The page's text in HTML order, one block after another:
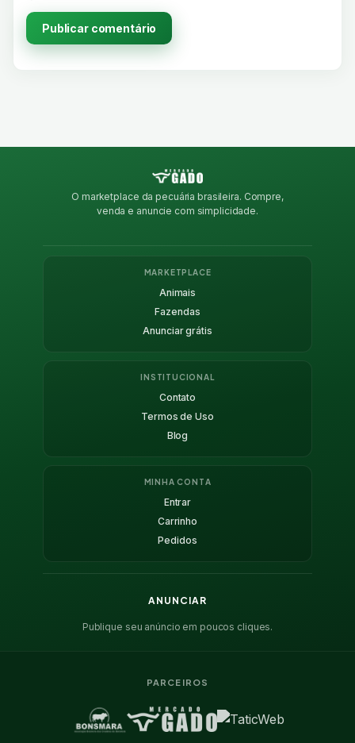
O marketplace da pecuária brasileira. Compre,
venda e anuncie com simplicidade.
MARKETPLACE
Animais
Fazendas
Anunciar grátis
INSTITUCIONAL
Contato
Termos de Uso
Blog
MINHA CONTA
Entrar
Carrinho
Pedidos
ANUNCIAR
Publique seu anúncio em poucos cliques.
PARCEIROS